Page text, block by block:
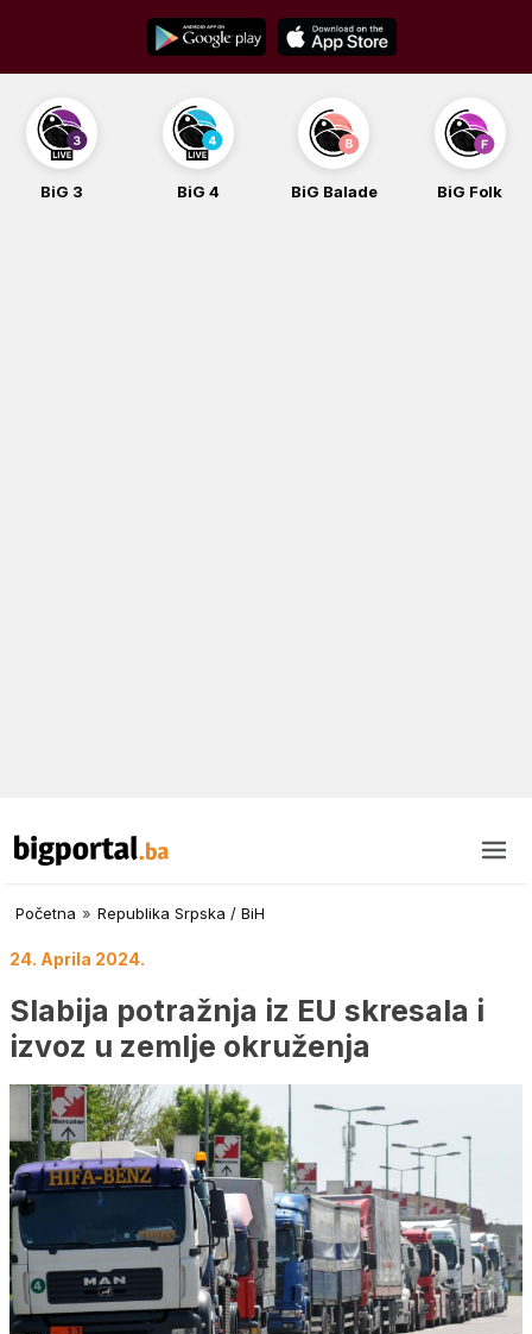
content
BiG 3 BiG 4 BiG Balade BiG Folk
Početna » Republika Srpska / BiH
24. Aprila 2024.
Slabija potražnja iz EU skresala i
izvoz u zemlje okruženja